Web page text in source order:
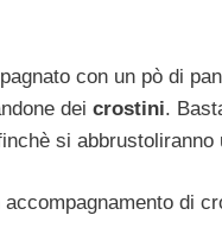
con un pò di
dei crostini.
si abbrustoliranno
di